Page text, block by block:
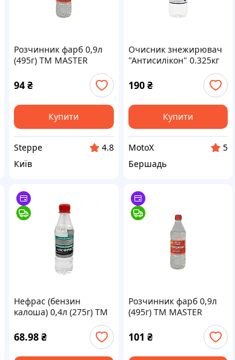
Розчинник фарб 0,9л
(495г) ТМ MASTER
94₴
Купити
Steppe
4.8
Київ
Очисник знежирювач
"Антисилікон" 0.325кг
190 ₴
Купити
MotoX
5
Бершадь
Нефрас (бензин
калоша) 0,4л (275г) ТМ
ЗАПОРОЖ АВТО БЫТ
ХИМ
68.98₴
Розчинник фарб 0,9л
(495г) ТМ MASTER
101 ₴